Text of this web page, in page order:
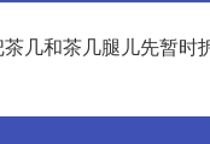
几和茶几腿儿先暂时